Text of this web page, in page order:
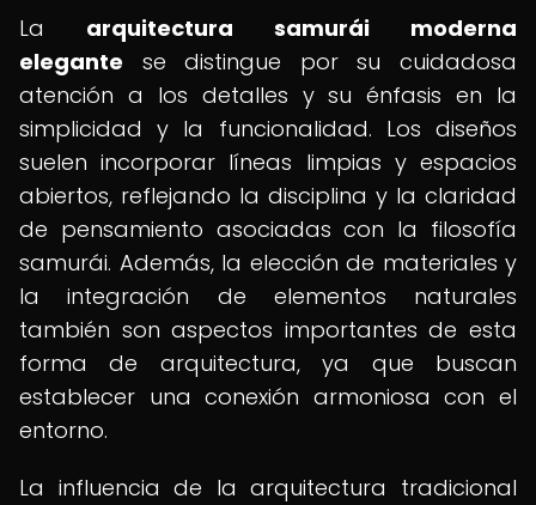
La arquitectura samurái moderna
elegante se distingue por su cuidadosa
atención a los detalles y su énfasis en la
simplicidad y la funcionalidad. Los diseños
suelen incorporar líneas limpias y espacios
abiertos, reflejando la disciplina y la claridad
de pensamiento asociadas con la filosofía
samurái. Además, la elección de materiales y
la integración de elementos naturales
también son aspectos importantes de esta
forma de arquitectura, ya que buscan
establecer una conexión armoniosa con el
entorno.
La influencia de la arquitectura tradicional